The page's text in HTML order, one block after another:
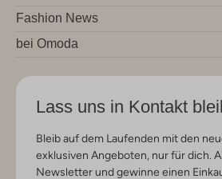
Fashion News
bei Omoda
Lass uns in Kontakt
Bleib auf dem Laufenden mit den
exklusiven Angeboten, nur für dich.
Newsletter und gewinne einen